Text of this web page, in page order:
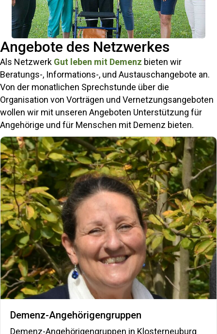
Angebote des Netzwerkes
Als Netzwerk Gut leben mit Demenz bieten wir
Beratungs-, Informations-, und Austauschangebote an.
Von der monatlichen Sprechstunde über die
Organisation von Vorträgen und Vernetzungsangeboten
wollen wir mit unseren Angeboten Unterstützung für
Angehörige und für Menschen mit Demenz bieten.
Demenz-Angehörigengruppen
Demenz-Angehörigengruppen in Klosterneuburg